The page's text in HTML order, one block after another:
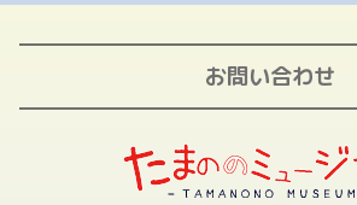
お問い合わせ